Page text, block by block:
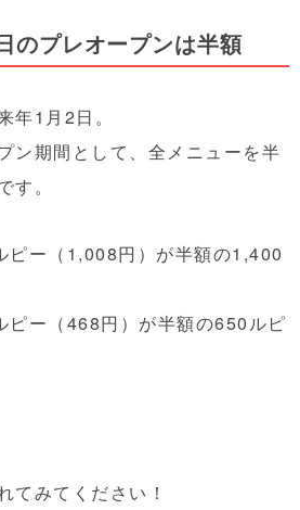
のプレオープンは半額
年1月2日。
ン期間として、全メニューを半
。
ピー（1,008円）が半額の1,400
ピー（468円）が半額の650ルピ
てみてください！